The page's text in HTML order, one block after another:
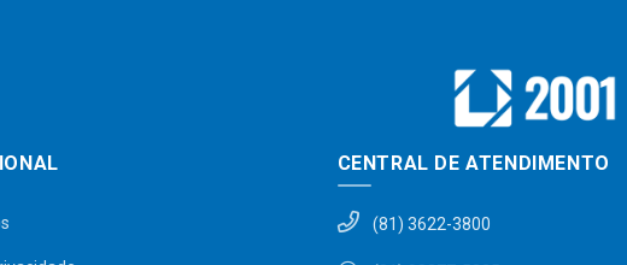
CENTRAL DE ATENDIMENTO
(81) 3622-3800